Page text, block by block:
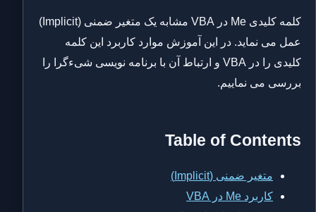
کلمه کلیدی Me در VBA مشابه یک متغیر ضمنی (Implicit)
عمل می نماید. در این آموزش موارد کاربرد این کلمه
کلیدی را در VBA و ارتباط آن با برنامه نویسی شیءگرا را
بررسی می نماییم.
Table of Contents
متغیر ضمنی (Implicit)
کاربرد Me در VBA